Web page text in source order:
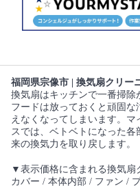
福岡県宗像市 | 換気扇クリー
換気扇はキッチンで一番掃
フードは放っておくと頑固
えなくなってしまいます。
スでは、ベトベトになった
来の換気力を取り戻します。
▼表示価格に含まれる換気扇
カバー / 本体内部 / ファン /